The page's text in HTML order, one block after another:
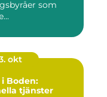
som
okt
Boden:
tjänster